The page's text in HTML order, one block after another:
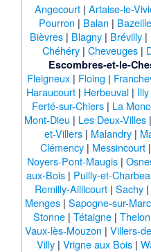
Angecourt | Artaise-le-
Pourron | Balan |
Bièvres| Blagny| Brévilly|
Chéhéry| Cheveuges|
Escombres-et-le-
Fleigneux | Floing |
Haraucourt| Herbeuval| Illy
Ferté-sur-Chiers| La
Mont-Dieu | Les Deux-Villes |
et-Villers| Malandry|
Clémency| Messincourt|
Noyers-Pont-Maugis|
aux-Bois| Puilly-et-
Remilly-Aillicourt | Sachy |
Menges | Sapogne-sur-
Stonne| Tétaigne|
Vaux-lès-Mouzon | Villers-
Villy| Vrigne aux Bois|